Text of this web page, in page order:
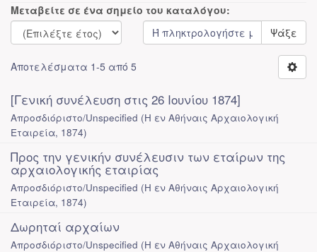
Μεταβείτε σε ένα σημείο του καταλόγου:
Ψάξε
Αποτελέσματα 1-5 από 5
[Γενική συνέλευση στις 26 Ιουνίου 1874]
Απροσδιόριστο/Unspecified (Η εν Αθήναις Αρχαιολογική
Εταιρεία, 1874)
Προς την γενικήν συνέλευσιν των εταίρων της
αρχαιολογικής εταιρίας
Απροσδιόριστο/Unspecified (Η εν Αθήναις Αρχαιολογική
Εταιρεία, 1874)
Δωρηταί αρχαίων
Απροσδιόριστο/Unspecified (Η εν Αθήναις Αρχαιολογική